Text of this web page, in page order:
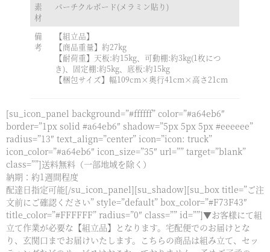
素
材
パーチクルボード(メラミン貼り)
備
考
【組立品】
【商品重量】約27kg
【耐荷重】天板:約15kg、可動棚:約3kg(1枚につ
き)、固定棚:約5kg、底板:約15kg
【梱包サイズ】幅109cm×奥行41cm×高さ21cm
[su_icon_panel background=”#ffffff” color=”#a64eb6″
border=”1px solid #a64eb6″ shadow=”5px 5px 5px #eeeeee”
radius=”13″ text_align=”center” icon=”icon: truck”
icon_color=”#a64eb6″ icon_size=”35″ url=”” target=”blank”
class=””]送料無料（一部地域を除く）
納期：約1週間程度
配達日指定可能[/su_icon_panel][su_shadow][su_box title=”ご注
文前にご確認ください” style=”default” box_color=”#F73F43″
title_color=”#FFFFFF” radius=”0″ class=”” id=””]▼お客様にて組
立て作業が必要な【組立品】となります。宅配便でのお届けとな
り、玄関口までお届けいたします。こちらの商品は組み立て、セッ